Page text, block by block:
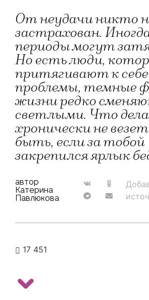
От неудачи никто
застрахован.
периоды могут
Но есть люди,
притягивают к себе
проблемы, темные
жизни редко
светлыми. Что
хронически не
быть, если за тобой
закрепился ярлык
автор
Катерина
Павлюкова
17 451